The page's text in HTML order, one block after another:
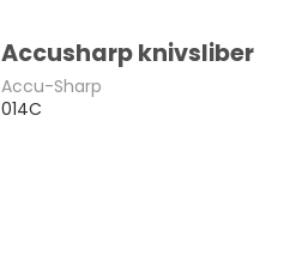
Accusharp knivsliber
Accu-Sharp
014C